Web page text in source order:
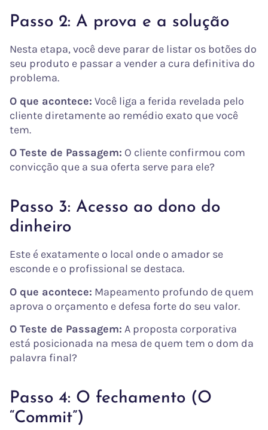
Passo 2: A prova e a solução
Nesta etapa, você deve parar de listar os botões do
seu produto e passar a vender a cura definitiva do
problema.
O que acontece: Você liga a ferida revelada pelo
cliente diretamente ao remédio exato que você
tem.
O Teste de Passagem: O cliente confirmou com
convicção que a sua oferta serve para ele?
Passo 3: Acesso ao dono do
dinheiro
Este é exatamente o local onde o amador se
esconde e o profissional se destaca.
O que acontece: Mapeamento profundo de quem
aprova o orçamento e defesa forte do seu valor.
O Teste de Passagem: A proposta corporativa
está posicionada na mesa de quem tem o dom da
palavra final?
Passo 4: O fechamento (O
“Commit”)